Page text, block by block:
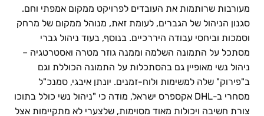
מעורבות שרותמות את העובדים לפרויקט ממקום אמפתי וחם.
סגנון הניהול של הגברים, לעומת זאת, מנוהל ממקום של מרחק
וסמכות וביחסי עבודה היררכיים. בנוסף, בעוד ניהול גברי
מסתכל על התמונה השלמה וממנה גוזר מטרה ואסטרטגיה –
ניהול נשי מאופיין גם בהסתכלות על התמונה הכוללת וגם
ב"פירוק" שלה למשימות ולוח-זמנים. יונתן איבגי, סמנכ"ל
מסחרי ב-DHL אקספרס ישראל, מודה כי "ניהול נשי כולל בתוכו
צורת חשיבה ויכולות מאוד מסוימות, שלצערי לא מתקיימות אצל